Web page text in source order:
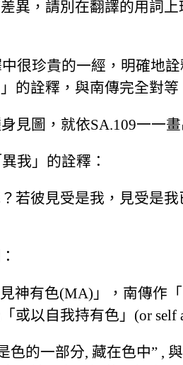
異，請別在翻譯的用詞
中很珍貴的一經，明確地
」的詮釋，與南傳完全對等
見圖，就依SA.109一一
我」的詮釋：
若彼見受是我，見受是
見神有色(MA)」，南傳作
或以自我持有色」(or self
色的一部分, 藏在色中” ,